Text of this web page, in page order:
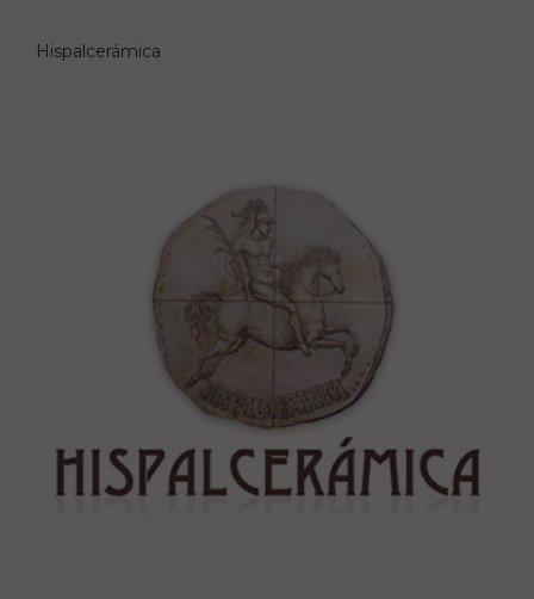
Hispalcerámica